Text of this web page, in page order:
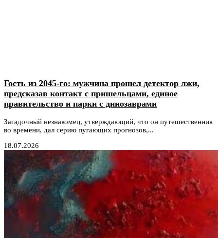
Гость из 2045-го: мужчина прошел детектор лжи,
предсказав контакт с пришельцами, единое
правительство и парки с динозаврами
Загадочный незнакомец, утверждающий, что он путешественник
во времени, дал серию пугающих прогнозов,...
18.07.2026